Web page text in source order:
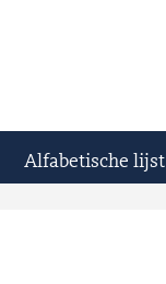
Alfabetische lijst